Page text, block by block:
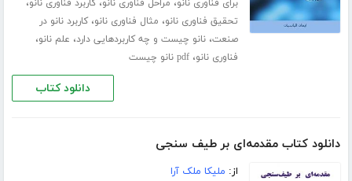
برای فناوری نانو، مراحل فناوری نانو،کاربرد فناوری نانو،
تحقیق فناوری نانو، مثال فناوری نانو،کاربرد نانو در
صنعت،نانو چیست و چه کاربردهایی دارد، علم نانو،
فناوری نانو،pdf نانو چیست
دانلود کتاب
دانلود کتاب مقدمه‌ای بر طیف سنجی
از: ملیکا ملک آرا